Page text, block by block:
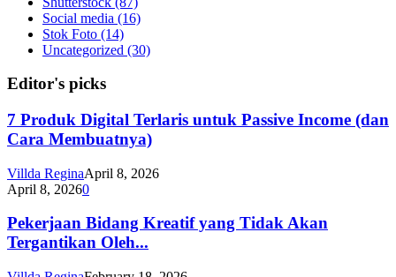
Social media (16)
Stok Foto (14)
Uncategorized (30)
Editor's picks
7 Produk Digital Terlaris untuk Passive Income (dan
Cara Membuatnya)
Villda ReginaApril 8, 2026
April 8, 20260
Pekerjaan Bidang Kreatif yang Tidak Akan
Tergantikan Oleh...